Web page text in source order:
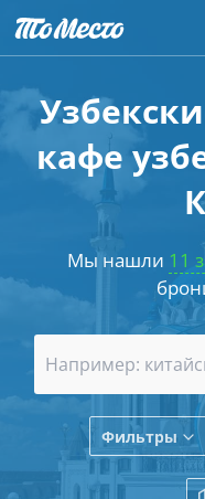
кафе
Мы нашли 11
Фильтры